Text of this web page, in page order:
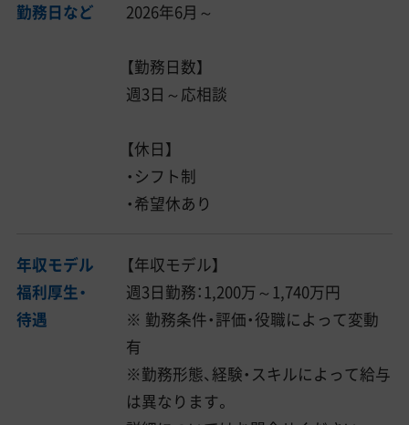
勤務日など
2026年6月～
【勤務日数】
週3日～応相談
【休日】
・シフト制
・希望休あり
年収モデル
福利厚生・
待遇
【年収モデル】
週3日勤務：1,200万～1,740万円
※ 勤務条件・評価・役職によって変動
有
※勤務形態、経験・スキルによって給与
は異なります。